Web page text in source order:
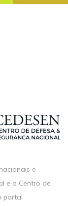
e
e o Centro de
portal